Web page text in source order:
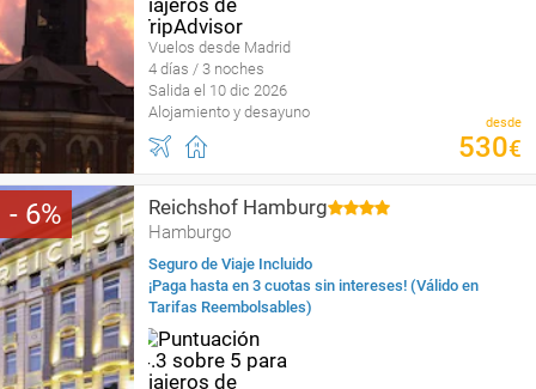
Vuelos desde Madrid
4 días / 3 noches
Salida el 10 dic 2026
Alojamiento y desayuno
desde
530€
6 Reichshof Hamburg
Hamburgo
Seguro de Viaje Incluido
¡Paga hasta en 3 cuotas sin intereses! (Válido en
Tarifas Reembolsables)